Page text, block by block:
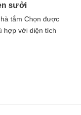
sưởi
tắm Chọn được
hợp với diện tích